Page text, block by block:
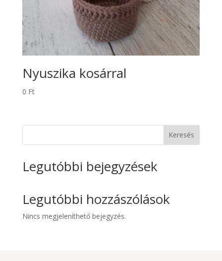
Nyuszika kosárral
0 Ft
Keresés
Legutóbbi bejegyzések
Legutóbbi hozzászólások
Nincs megjeleníthető bejegyzés.